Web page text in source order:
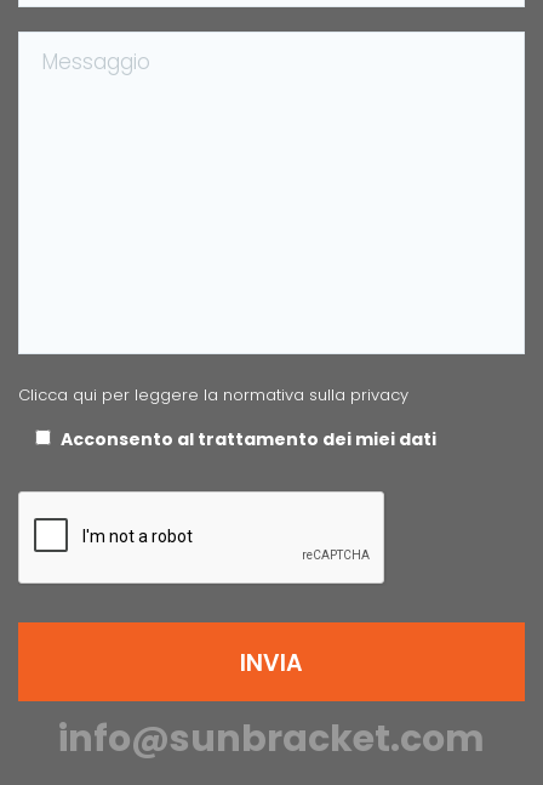
Clicca qui per leggere la normativa sulla privacy
Acconsento al trattamento dei miei dati
info@sunbracket.com